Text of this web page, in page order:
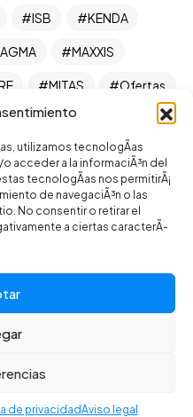
utilizamos tecnologÃ­as
acceder a la informaciÃ³n del
tecnologÃ­as nos permitirÃ¡
de navegaciÃ³n o las
No consentir o retirar el
a ciertas caracterÃ­
de privacidadAviso legal
ISB KENDA
MAXXIS
MITAS Ofertas
PARKTOOL
SHOX
SELLE SAN MARCO
SLIME SQUIRT
reservados. Desarrollado